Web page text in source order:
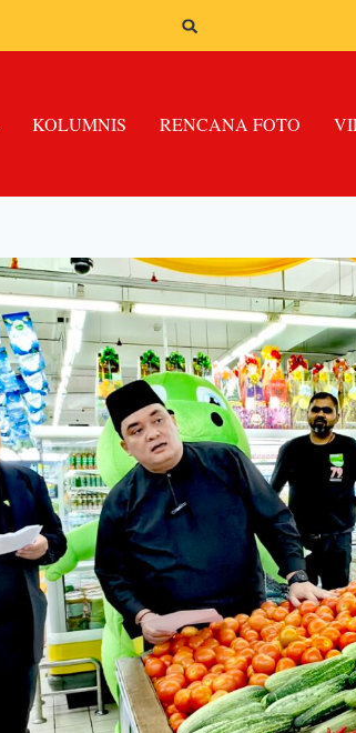
KOLUMNIS RENCANA FOTO